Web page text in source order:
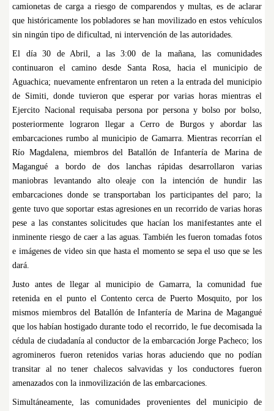
camionetas de carga a riesgo de comparendos y multas, es de aclarar
que históricamente los pobladores se han movilizado en estos vehículos
sin ningún tipo de dificultad, ni intervención de las autoridades.
El día 30 de Abril, a las 3:00 de la mañana, las comunidades
continuaron el camino desde Santa Rosa, hacia el municipio de
Aguachica; nuevamente enfrentaron un reten a la entrada del municipio
de Simiti, donde tuvieron que esperar por varias horas mientras el
Ejercito Nacional requisaba persona por persona y bolso por bolso,
posteriormente lograron llegar a Cerro de Burgos y abordar las
embarcaciones rumbo al municipio de Gamarra. Mientras recorrían el
Río Magdalena, miembros del Batallón de Infantería de Marina de
Magangué a bordo de dos lanchas rápidas desarrollaron varias
maniobras levantando alto oleaje con la intención de hundir las
embarcaciones donde se transportaban los participantes del paro; la
gente tuvo que soportar estas agresiones en un recorrido de varias horas
pese a las constantes solicitudes que hacían los manifestantes ante el
inminente riesgo de caer a las aguas. También les fueron tomadas fotos
e imágenes de video sin que hasta el momento se sepa el uso que se les
dará.
Justo antes de llegar al municipio de Gamarra, la comunidad fue
retenida en el punto el Contento cerca de Puerto Mosquito, por los
mismos miembros del Batallón de Infantería de Marina de Magangué
que los habían hostigado durante todo el recorrido, le fue decomisada la
cédula de ciudadanía al conductor de la embarcación Jorge Pacheco; los
agromineros fueron retenidos varias horas aduciendo que no podían
transitar al no tener chalecos salvavidas y los conductores fueron
amenazados con la inmovilización de las embarcaciones.
Simultáneamente, las comunidades provenientes del municipio de